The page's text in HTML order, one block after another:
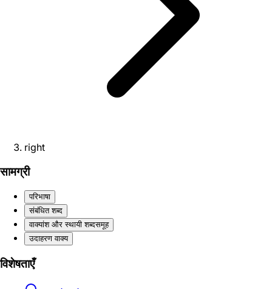
right
सामग्री
परिभाषा
संबंधित शब्द
वाक्यांश और स्थायी शब्दसमूह
उदाहरण वाक्य
विशेषताएँ